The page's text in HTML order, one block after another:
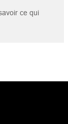
ce qui